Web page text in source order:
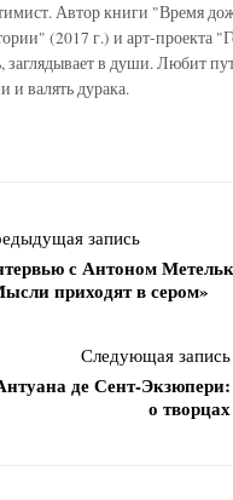
Автор книги "Время
(2017 г.) и арт-проекта
заглядывает в души. Любит
и валять дурака.
запись
с Антоном
приходят в сером»
Следующая запись
де Сент-Экзюпери:
о творцах